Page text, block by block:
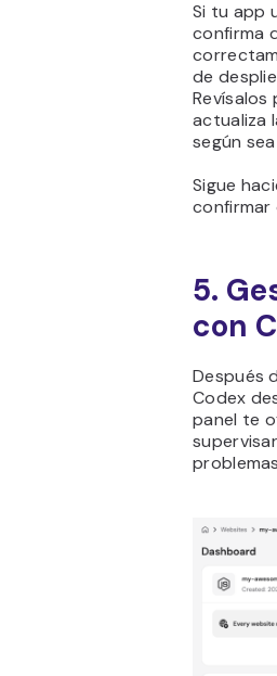
Si tu app
confirma
de
actualiza
según
Sigue
confirmar
5.
con
Después
Codex
panel te